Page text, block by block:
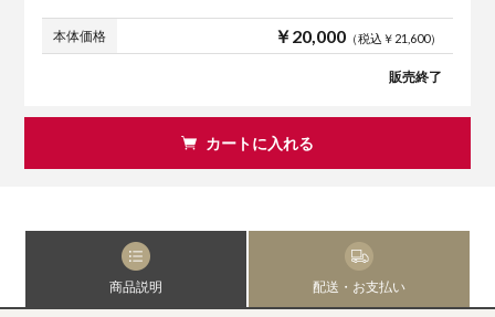
本体価格 ￥20,000（税込￥21,600）
販売終了
カートに入れる
商品説明 配送・お支払い